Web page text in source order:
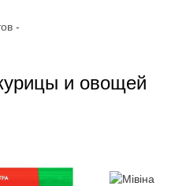
и овощей